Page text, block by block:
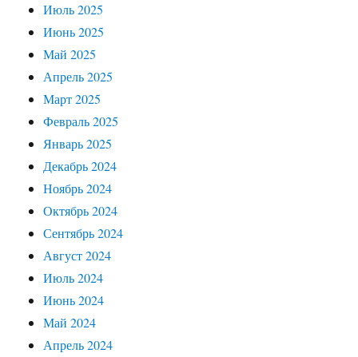
Июль 2025
Июнь 2025
Май 2025
Апрель 2025
Март 2025
Февраль 2025
Январь 2025
Декабрь 2024
Ноябрь 2024
Октябрь 2024
Сентябрь 2024
Август 2024
Июль 2024
Июнь 2024
Май 2024
Апрель 2024